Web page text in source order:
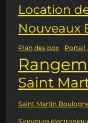
Location
Nouveaux
Plan des box Portail
Saint
Saint Martin
Signature